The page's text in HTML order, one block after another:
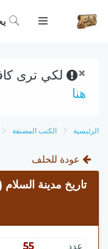
× لكي ترى
هنا
الرئيسية الكتب المصنفة
عودة للخلف
تاريخ مدينة السلام
عدد
55